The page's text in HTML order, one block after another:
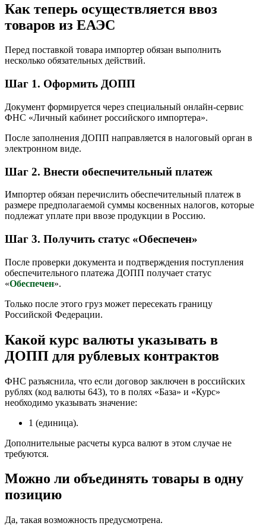
Как теперь осуществляется ввоз
товаров из ЕАЭС
Перед поставкой товара импортер обязан выполнить
несколько обязательных действий.
Шаг 1. Оформить ДОПП
Документ формируется через специальный онлайн-сервис
ФНС «Личный кабинет российского импортера».
После заполнения ДОПП направляется в налоговый орган в
электронном виде.
Шаг 2. Внести обеспечительный платеж
Импортер обязан перечислить обеспечительный платеж в
размере предполагаемой суммы косвенных налогов, которые
подлежат уплате при ввозе продукции в Россию.
Шаг 3. Получить статус «Обеспечен»
После проверки документа и подтверждения поступления
обеспечительного платежа ДОПП получает статус
«Обеспечен».
Только после этого груз может пересекать границу
Российской Федерации.
Какой курс валюты указывать в
ДОПП для рублевых контрактов
ФНС разъяснила, что если договор заключен в российских
рублях (код валюты 643), то в полях «База» и «Курс»
необходимо указывать значение:
1 (единица).
Дополнительные расчеты курса валют в этом случае не
требуются.
Можно ли объединять товары в одну
позицию
Да, такая возможность предусмотрена.